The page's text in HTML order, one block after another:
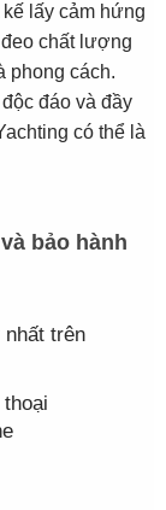
lấy cảm hứng
chất lượng
phong cách.
đáo và đầy
có thể là
bảo hành
trên